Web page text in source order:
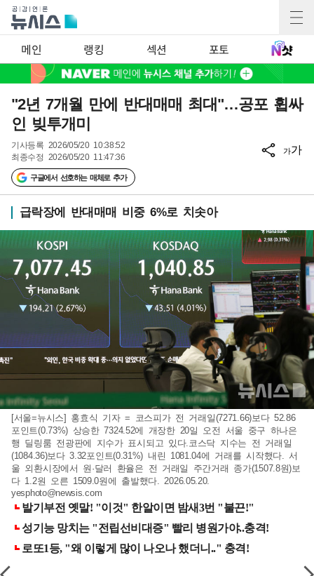
메인 랭킹 섹션 포토
"2년 7개월 만에 반대매매 최대"…공포 휩싸
인 빚투개미
기사등록 2026/05/20 10:38:52
최종수정 2026/05/20 11:47:36
구글에서 선호하는 매체로 추가
가가
급락장에 반대매매 비중 6%로 치솟아
[서울=뉴시스] 홍효식 기자 = 코스피가 전 거래일(7271.66)보다 52.86
포인트(0.73%) 상승한 7324.52에 개장한 20일 오전 서울 중구 하나은
행 딜링룸 전광판에 지수가 표시되고 있다.코스닥 지수는 전 거래일
(1084.36)보다 3.32포인트(0.31%) 내린 1081.04에 거래를 시작했다. 서
울 외환시장에서 원·달러 환율은 전 거래일 주간거래 종가(1507.8원)보
다 1.2원 오른 1509.0원에 출발했다. 2026.05.20.
yesphoto@newsis.com